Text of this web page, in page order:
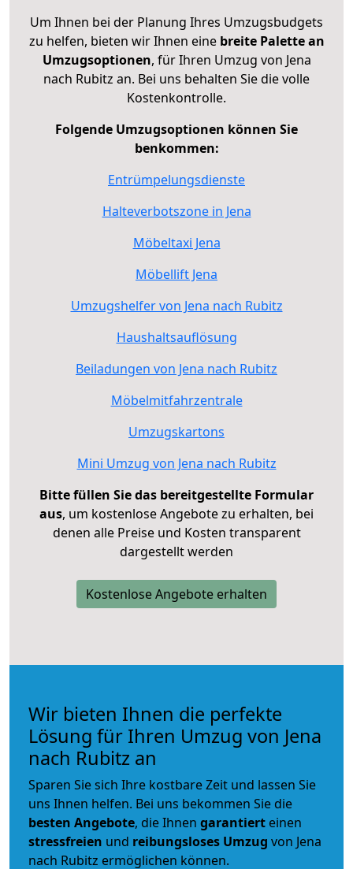
Um Ihnen bei der Planung Ihres Umzugsbudgets
zu helfen, bieten wir Ihnen eine breite Palette an
Umzugsoptionen, für Ihren Umzug von Jena
nach Rubitz an. Bei uns behalten Sie die volle
Kostenkontrolle.
Folgende Umzugsoptionen können Sie
benkommen:
Entrümpelungsdienste
Halteverbotszone in Jena
Möbeltaxi Jena
Möbellift Jena
Umzugshelfer von Jena nach Rubitz
Haushaltsauflösung
Beiladungen von Jena nach Rubitz
Möbelmitfahrzentrale
Umzugskartons
Mini Umzug von Jena nach Rubitz
Bitte füllen Sie das bereitgestellte Formular
aus, um kostenlose Angebote zu erhalten, bei
denen alle Preise und Kosten transparent
dargestellt werden
Kostenlose Angebote erhalten
Wir bieten Ihnen die perfekte
Lösung für Ihren Umzug von Jena
nach Rubitz an
Sparen Sie sich Ihre kostbare Zeit und lassen Sie
uns Ihnen helfen. Bei uns bekommen Sie die
besten Angebote, die Ihnen garantiert einen
stressfreien und reibungsloses Umzug von Jena
nach Rubitz ermöglichen können.